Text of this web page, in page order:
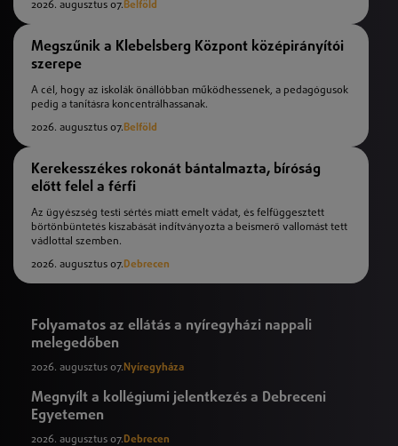
2026. augusztus 07.Belföld
Megszűnik a Klebelsberg Központ középirányítói
szerepe
A cél, hogy az iskolák önállóbban működhessenek, a pedagógusok
pedig a tanításra koncentrálhassanak.
2026. augusztus 07.Belföld
Kerekesszékes rokonát bántalmazta, bíróság
előtt felel a férfi
Az ügyészség testi sértés miatt emelt vádat, és felfüggesztett
börtönbüntetés kiszabását indítványozta a beismerő vallomást tett
vádlottal szemben.
2026. augusztus 07.Debrecen
Folyamatos az ellátás a nyíregyházi nappali
melegedőben
2026. augusztus 07. Nyíregyháza
Megnyílt a kollégiumi jelentkezés a Debreceni
Egyetemen
2026. augusztus 07.Debrecen